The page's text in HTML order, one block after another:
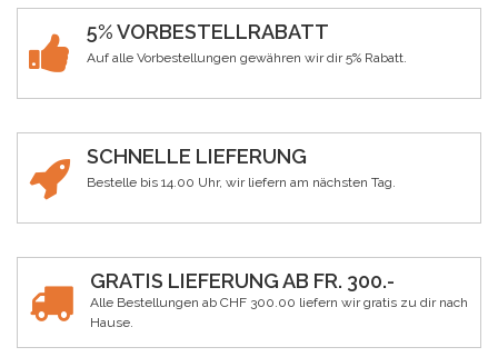
5% VORBESTELLRABATT
Auf alle Vorbestellungen gewähren wir dir 5% Rabatt.
SCHNELLE LIEFERUNG
Bestelle bis 14.00 Uhr, wir liefern am nächsten Tag.
GRATIS LIEFERUNG AB FR. 300.-
Alle Bestellungen ab CHF 300.00 liefern wir gratis zu dir nach
Hause.